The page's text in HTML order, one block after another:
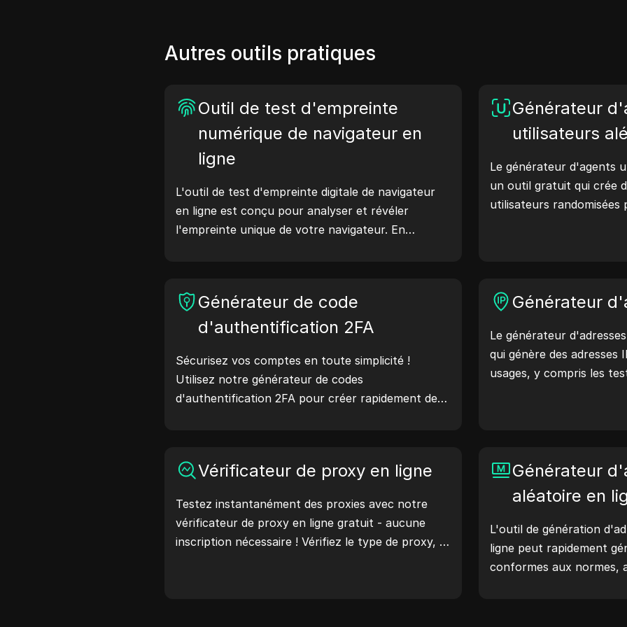
Autres outils pratiques
Outil de test d'empreinte
numérique de navigateur en
ligne
L'outil de test d'empreinte digitale de navigateur
en ligne est conçu pour analyser et révéler
l'empreinte unique de votre navigateur. En
améliorer votre vie privée et votre sécurité en
ligne.
Générateur
utilisateurs
Le générateur d'agents
un outil gratuit qui crée
utilisateurs randomisées
aux vérifications de
flux de travail : générez
aujourd'hui !
Générateur de code
d'authentification 2FA
Sécurisez vos comptes en toute simplicité !
Utilisez notre générateur de codes
d'authentification 2FA pour créer rapidement des
Générateur
Le générateur
qui génère des adresses
usages, y compris les
rapidement des
géolocalisation, les
et plus encore.
améliorez votre
générez des adresses IP
Vérificateur de proxy en ligne
Testez instantanément des proxies avec notre
vérificateur de proxy en ligne gratuit - aucune
inscription nécessaire ! Vérifiez le type de proxy, le
Générateur
aléatoire en
L'outil de génération
ligne peut rapidement
conformes aux normes,